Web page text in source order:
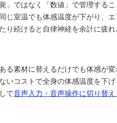
」ではなく「数値」で管理する
じ室温でも体感温度が下がり、
り続けると自律神経を余計に疲
る素材に替えるだけでも体感が
いコストで全身の体感温度を下
て音声入力・音声操作に切り替え